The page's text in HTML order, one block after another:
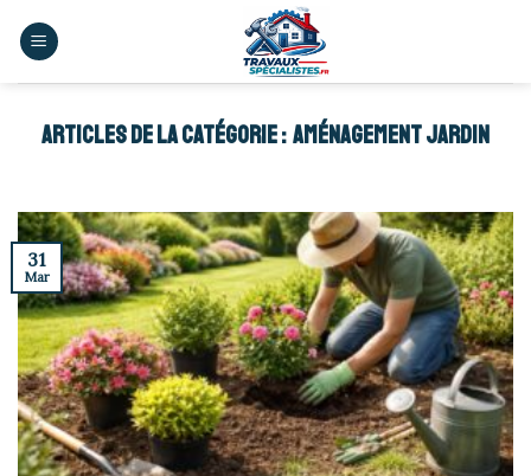
AMÉNAGEMENT JARDIN
31
Mar